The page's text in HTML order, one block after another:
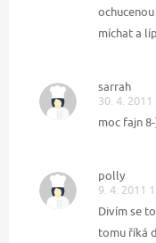
míchat a
sarrah
30. 4. 2011
moc fajn
polly
9. 4. 2011
Divím se
tomu říká